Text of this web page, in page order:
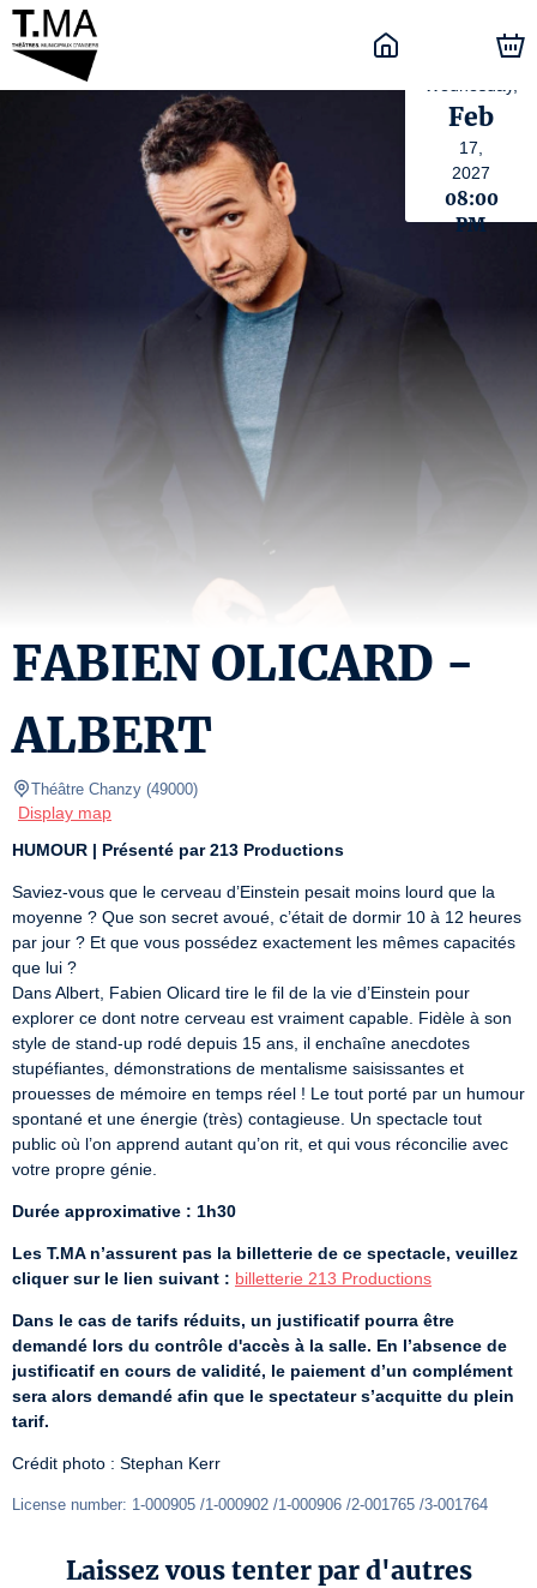
Feb
17,
2027
08:00
PM
FABIEN OLICARD -
ALBERT
Théâtre Chanzy (49000)
Display map
HUMOUR | Présenté par 213 Productions
Saviez-vous que le cerveau d’Einstein pesait moins lourd que la
moyenne ? Que son secret avoué, c’était de dormir 10 à 12 heures
par jour ? Et que vous possédez exactement les mêmes capacités
que lui ?
Dans Albert, Fabien Olicard tire le fil de la vie d’Einstein pour
explorer ce dont notre cerveau est vraiment capable. Fidèle à son
style de stand-up rodé depuis 15 ans, il enchaîne anecdotes
stupéfiantes, démonstrations de mentalisme saisissantes et
prouesses de mémoire en temps réel ! Le tout porté par un humour
spontané et une énergie (très) contagieuse. Un spectacle tout
public où l’on apprend autant qu’on rit, et qui vous réconcilie avec
votre propre génie.
Durée approximative : 1h30
Les T.MA n’assurent pas la billetterie de ce spectacle, veuillez
cliquer sur le lien suivant : billetterie 213 Productions
Dans le cas de tarifs réduits, un justificatif pourra être
demandé lors du contrôle d'accès à la salle. En l’absence de
justificatif en cours de validité, le paiement d’un complément
sera alors demandé afin que le spectateur s’acquitte du plein
tarif.
Crédit photo : Stephan Kerr
License number: 1-000905 /1-000902 /1-000906 /2-001765 /3-001764
Laissez vous tenter par d'autres